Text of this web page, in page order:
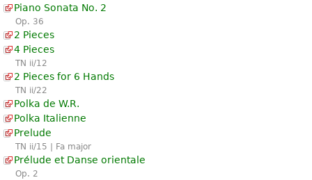
Piano Sonata No. 2
Op. 36
2 Pieces
4 Pieces
TN ii/12
2 Pieces for 6 Hands
TN ii/22
Polka de W.R.
Polka Italienne
Prelude
TN ii/15 | Fa major
Prélude et Danse orientale
Op. 2